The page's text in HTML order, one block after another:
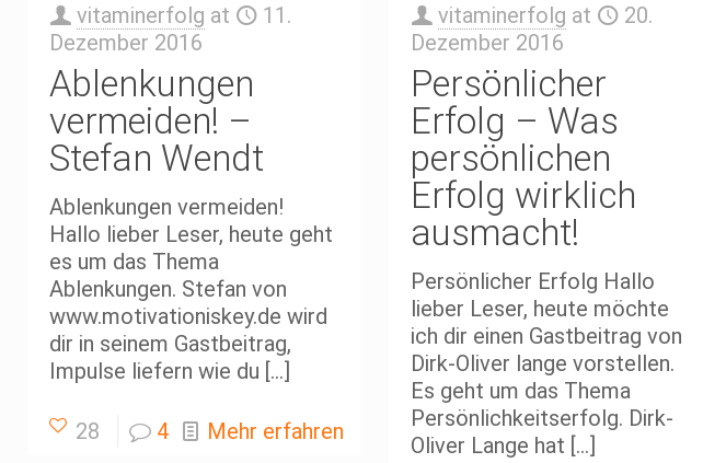
vitaminerfolg at
11.
Dezember 2016
Ablenkungen
vermeiden! –
Stefan Wendt
Ablenkungen vermeiden!
Hallo lieber Leser, heute geht
es um das Thema
Ablenkungen. Stefan von
www.motivationiskey.de wird
dir in seinem Gastbeitrag,
Impulse liefern wie du […]
28 4 Mehr erfahren
vitaminerfolg at
20.
Dezember 2016
Persönlicher
Erfolg – Was
persönlichen
Erfolg wirklich
ausmacht!
Persönlicher Erfolg Hallo
lieber Leser, heute möchte
ich dir einen Gastbeitrag von
Dirk-Oliver lange vorstellen.
Es geht um das Thema
Persönlichkeitserfolg. Dirk-
Oliver Lange hat […]